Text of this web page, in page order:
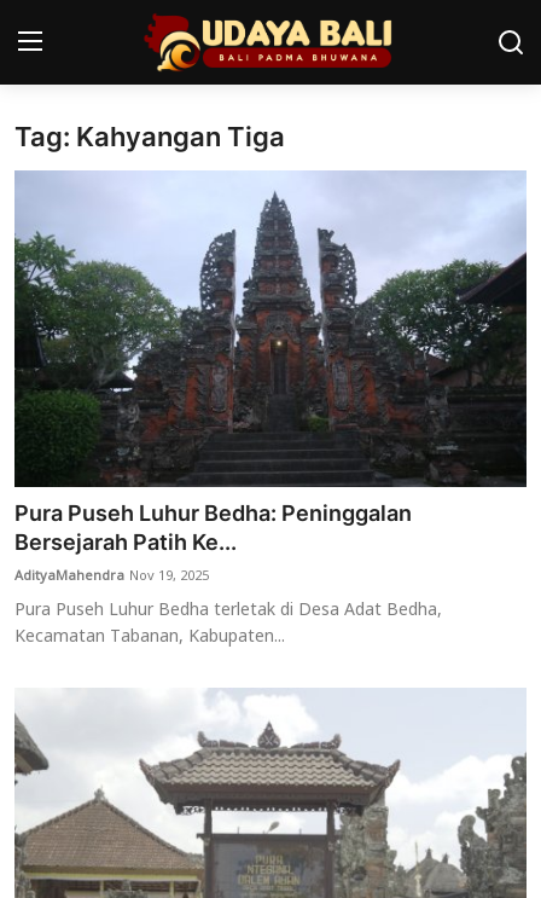
Home
Desa Adat
Tradisi
Kearifan lokal
Alam Bali
Kisah
Usadha
Indonesia
Tag: Kahyangan Tiga
Pura Puseh Luhur Bedha: Peninggalan
Bersejarah Patih Ke...
AdityaMahendra Nov 19, 2025
Pura Puseh Luhur Bedha terletak di Desa Adat Bedha,
Kecamatan Tabanan, Kabupaten...